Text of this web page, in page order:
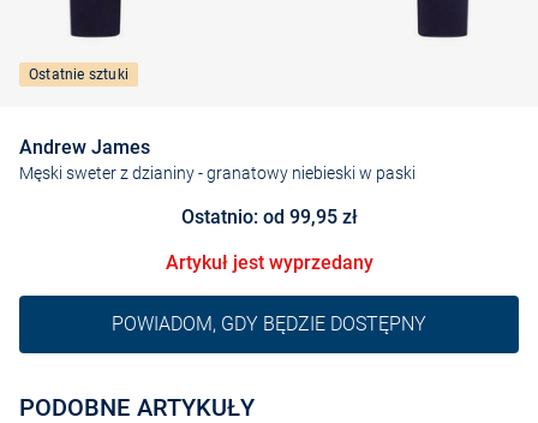
Ostatnie sztuki
Andrew James
Męski sweter z dzianiny- granatowy niebieski w paski
Ostatnio: od 99,95 zł
Artykuł jest wyprzedany
POWIADOM, GDY BĘDZIE DOSTĘPNY
PODOBNE ARTYKUŁY